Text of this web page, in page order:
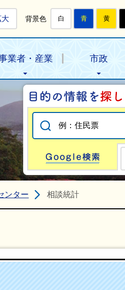
大 背景色 白 青 黄
業者・産業 市政
ンター 相談統計